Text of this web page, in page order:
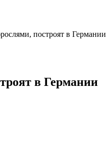
построят в Германии
в Германии